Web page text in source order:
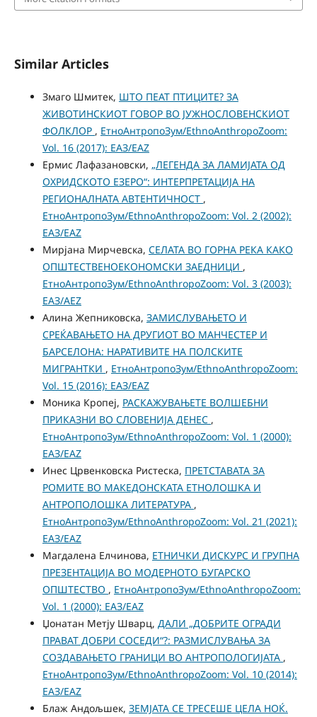
Similar Articles
Змаго Шмитек, ШTO ПЕАТ ПТИЦИТЕ? ЗА
ЖИВОТИНСКИОТ ГОВОР ВО ЈУЖНОСЛОВЕНСКИОТ
ФОЛКЛОР , ЕтноАнтропоЗум/EthnoAnthropoZoom:
Vol. 16 (2017): ЕАЗ/EAZ
Ермис Лафазановски, „ЛЕГЕНДА ЗА ЛАМИЈАТА ОД
ОХРИДСКОТО ЕЗЕРО“: ИНТЕРПРЕТАЦИЈА НА
РЕГИОНАЛНАТА АВТЕНТИЧНОСТ ,
ЕтноАнтропоЗум/EthnoAnthropoZoom: Vol. 2 (2002):
ЕАЗ/EAZ
Мирјана Мирчевска, СЕЛАТА ВО ГОРНА РЕКА КАКО
ОПШТЕСТВЕНОЕКОНОМСКИ ЗАЕДНИЦИ ,
ЕтноАнтропоЗум/EthnoAnthropoZoom: Vol. 3 (2003):
ЕАЗ/AEZ
Алина Жепниковска, ЗАМИСЛУВАЊЕТО И
СРЕЌАВАЊЕТО НА ДРУГИОТ ВО МАНЧЕСТЕР И
БАРСЕЛОНА: НАРАТИВИТЕ НА ПОЛСКИТЕ
МИГРАНТКИ , ЕтноАнтропоЗум/EthnoAnthropoZoom:
Vol. 15 (2016): ЕАЗ/EAZ
Моника Кропеј, РАСКАЖУВАЊЕТЕ ВОЛШЕБНИ
ПРИКАЗНИ ВО СЛОВЕНИЈА ДЕНЕС ,
ЕтноАнтропоЗум/EthnoAnthropoZoom: Vol. 1 (2000):
ЕАЗ/EAZ
Инес Црвенковска Ристеска, ПРЕТСТАВАТА ЗА
РОМИТЕ ВО МАКЕДОНСКАТА ЕТНОЛОШКА И
АНТРОПОЛОШКА ЛИТЕРАТУРА ,
ЕтноАнтропоЗум/EthnoAnthropoZoom: Vol. 21 (2021):
ЕАЗ/EAZ
Магдалена Елчинова, ЕТНИЧКИ ДИСКУРС И ГРУПНА
ПРЕЗЕНТАЦИЈА ВО МОДЕРНОТО БУГАРСКО
ОПШТЕСТВО , ЕтноАнтропоЗум/EthnoAnthropoZoom:
Vol. 1 (2000): ЕАЗ/EAZ
Џонатан Метју Шварц, ДАЛИ „ДОБРИТЕ ОГРАДИ
ПРАВАТ ДОБРИ СОСЕДИ“?: РАЗМИСЛУВАЊА ЗА
СОЗДАВАЊЕТО ГРАНИЦИ ВО АНТРОПОЛОГИЈАТА ,
ЕтноАнтропоЗум/EthnoAnthropoZoom: Vol. 10 (2014):
ЕАЗ/EAZ
Блаж Андољшек, ЗЕМЈАТА СЕ ТРЕСЕШЕ ЦЕЛА НОЌ.